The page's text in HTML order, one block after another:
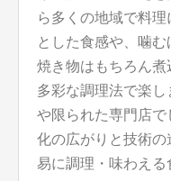
ら多くの地域で料
とした食感や、噛む
焼き物はもちろん
多彩な調理法で楽
や限られた専門店
化の広がりと技術
易に調理・味わえる